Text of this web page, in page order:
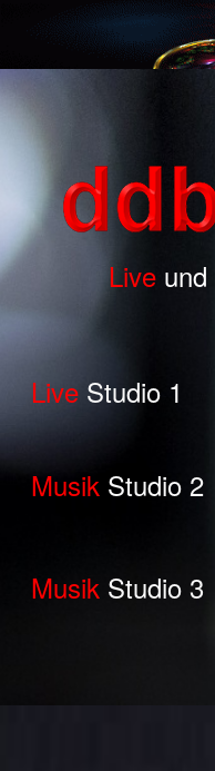
Live und
Live Studio 1
Musik Studio 2
Musik Studio 3